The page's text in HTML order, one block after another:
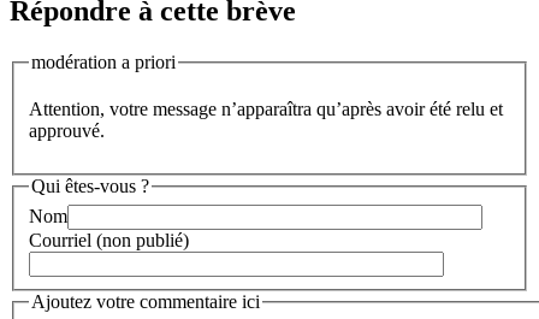
Répondre à cette brève
modération a priori
Attention, votre message n’apparaîtra qu’après avoir été relu et
approuvé.
Qui êtes-vous ?
Nom
Courriel (non publié)
Ajoutez votre commentaire ici